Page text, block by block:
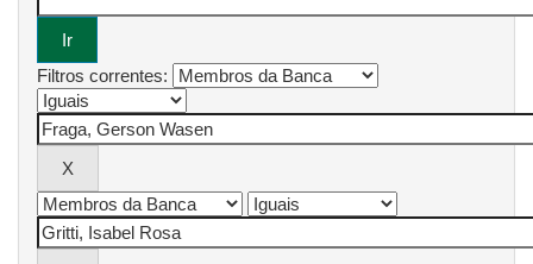
Filtros correntes: